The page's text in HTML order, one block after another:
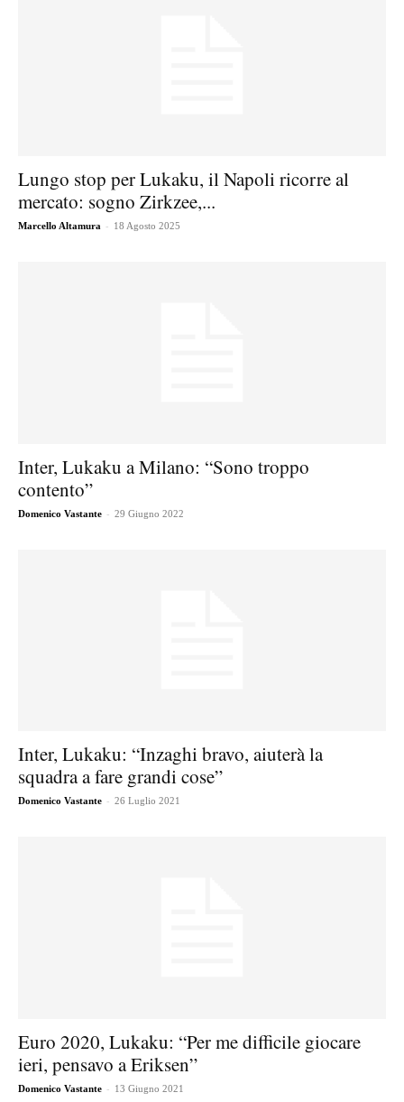
Lungo stop per Lukaku, il Napoli ricorre al
mercato: sogno Zirkzee,...
Marcello Altamura - 18 Agosto 2025
Inter, Lukaku a Milano: “Sono troppo
contento”
Domenico Vastante - 29 Giugno 2022
Inter, Lukaku: “Inzaghi bravo, aiuterà la
squadra a fare grandi cose”
Domenico Vastante - 26 Luglio 2021
Euro 2020, Lukaku: “Per me difficile giocare
ieri, pensavo a Eriksen”
Domenico Vastante - 13 Giugno 2021